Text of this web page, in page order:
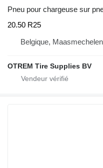
Pneu pour chargeuse sur
20.50 R25
Belgique, Maasmechelen
OTREM Tire Supplies BV